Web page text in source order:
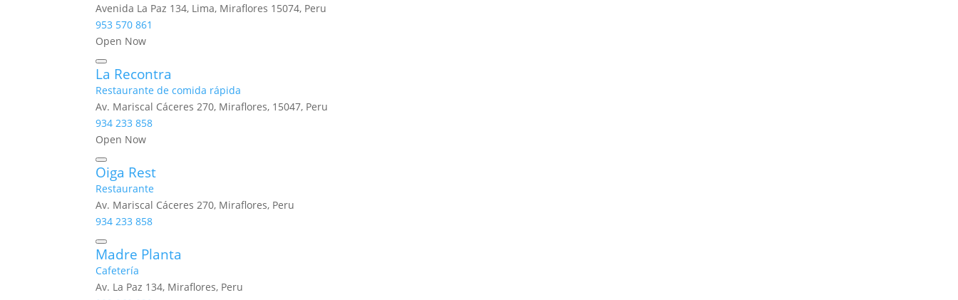
Avenida La Paz 134, Lima, Miraflores 15074, Peru
953 570 861
Open Now
La Recontra
Restaurante de comida rápida
Av. Mariscal Cáceres 270, Miraflores, 15047, Peru
934 233 858
Open Now
Oiga Rest
Restaurante
Av. Mariscal Cáceres 270, Miraflores, Peru
934 233 858
Madre Planta
Cafetería
Av. La Paz 134, Miraflores, Peru